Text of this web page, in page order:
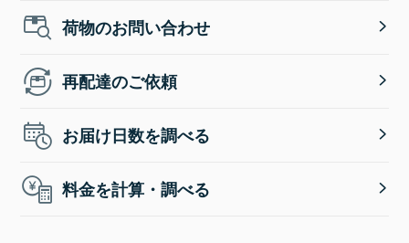
荷物のお問い合わせ
再配達のご依頼
お届け日数を調べる
料金を計算・調べる